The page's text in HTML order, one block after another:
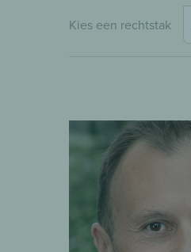
Kies een rechtstak